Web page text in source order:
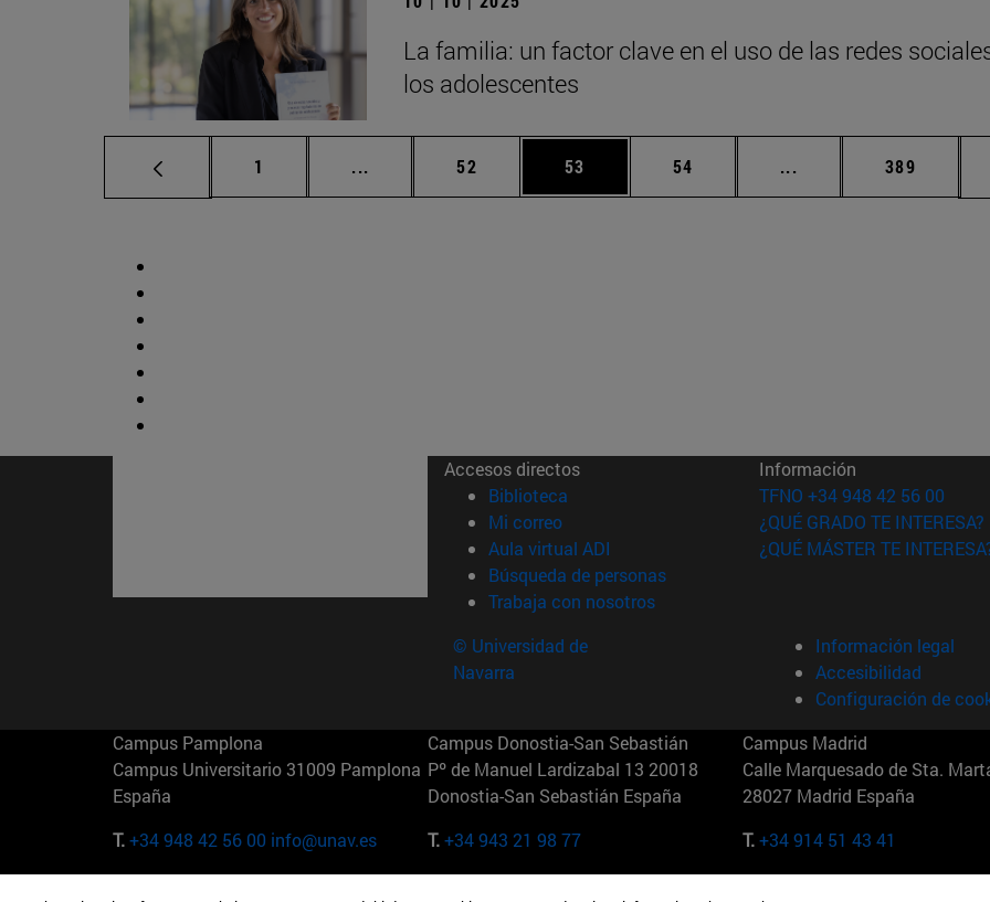
La familia: un factor clave en el uso de las redes
los adolescentes
Página
1 ... Páginas intermedias Use TAB para desplazarse.
Página
52 Página
53 Página
54 ... Páginas intermedias
Página
389
Accesos directos
Biblioteca (abre en nueva ventana)
Mi correo(abre en nueva ventana)
Aula virtual ADI (abre en nueva ventana)
Búsqueda de personas(abre en nueva ventana)
Trabaja con nosotros(abre en nueva ventana)
Información
TFNO +34 948 42 56 00
¿QUÉ GRADO TE INTERESA?
¿QUÉ MÁSTER TE
© Universidad de
Navarra
Información legal
Accesibilidad
Configuración de
Campus Pamplona
Campus Universitario 31009 Pamplona
España
T.+34 948 42 56 00 info@unav.es
Campus Donostia-San Sebastián
Pº de Manuel Lardizabal 13 20018
Donostia-San Sebastián España
T.+34 943 21 98 77
Campus Madrid
Calle Marquesado de Sta.
28027 Madrid España
T.+34 914 51 43 41